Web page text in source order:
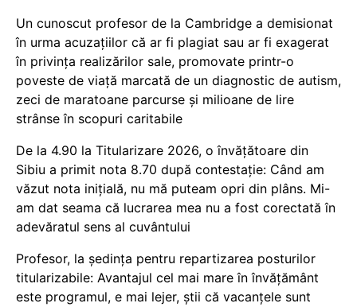
Un cunoscut profesor de la Cambridge a demisionat
în urma acuzațiilor că ar fi plagiat sau ar fi exagerat
în privința realizărilor sale, promovate printr-o
poveste de viață marcată de un diagnostic de autism,
zeci de maratoane parcurse și milioane de lire
strânse în scopuri caritabile
De la 4.90 la Titularizare 2026, o învățătoare din
Sibiu a primit nota 8.70 după contestație: Când am
văzut nota inițială, nu mă puteam opri din plâns. Mi-
am dat seama că lucrarea mea nu a fost corectată în
adevăratul sens al cuvântului
Profesor, la ședința pentru repartizarea posturilor
titularizabile: Avantajul cel mai mare în învățământ
este programul, e mai lejer, știi că vacanțele sunt